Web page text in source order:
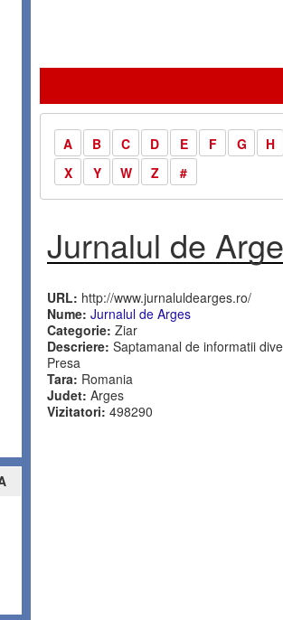
A B C D E F G H
X
Y W Z #
Jurnalul de
URL: http://www.jurnaluldearges.ro/
Nume: Jurnalul de Arges
Categorie: Ziar
Descriere: Saptamanal de informatii
Presa
Tara: Romania
Judet: Arges
Vizitatori: 498290